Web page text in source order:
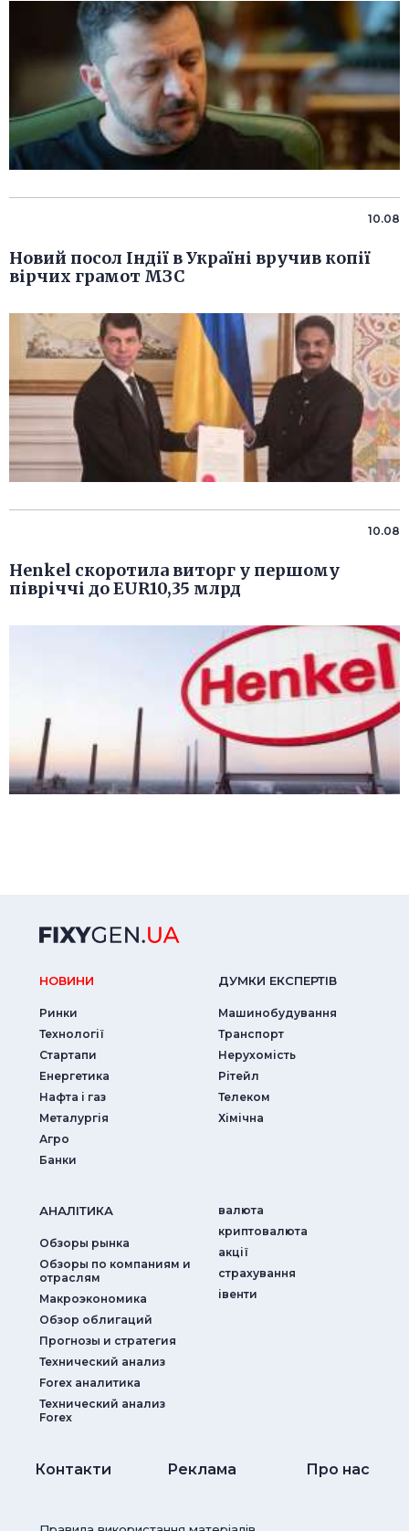
10.08
Новий посол Індії в Україні вручив копії
вірчих грамот МЗС
10.08
Henkel скоротила виторг у першому
півріччі до EUR10,35 млрд
НОВИНИ
Ринки
Технології
Стартапи
Енергетика
Нафта і газ
Металургія
Агро
Банки
ДУМКИ ЕКСПЕРТIВ
Машинобудування
Транспорт
Нерухомість
Рітейл
Телеком
Хімічна
АНАЛIТИКА
Обзоры рынка
Обзоры по компаниям и
отраслям
Макроэкономика
Обзор облигаций
Прогнозы и стратегия
Технический анализ
Forex аналитика
Технический анализ
Forex
валюта
криптовалюта
акції
страхування
iвенти
Контакти Реклама Про нас